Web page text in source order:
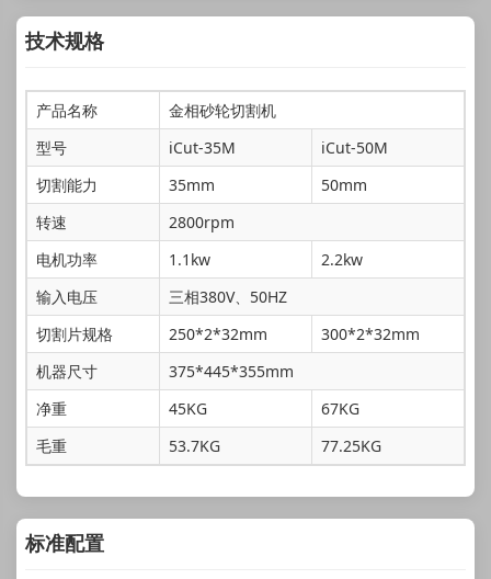
技术规格
产品名称
金相砂轮切割机
型号
iCut-35M
iCut-50M
切割能力
35mm
50mm
转速
2800rpm
电机功率
1.1kw
2.2kw
输入电压
三相380V、50HZ
切割片规格
250*2*32mm
300*2*32mm
机器尺寸
375*445*355mm
净重
45KG
67KG
毛重
53.7KG 77.25KG
标准配置